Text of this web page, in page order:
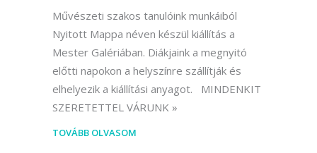
Művészeti szakos tanulóink munkáiból
Nyitott Mappa néven készül kiállítás a
Mester Galériában. Diákjaink a megnyitó
előtti napokon a helyszínre szállítják és
elhelyezik a kiállítási anyagot. MINDENKIT
SZERETETTEL VÁRUNK
TOVÁBB OLVASOM